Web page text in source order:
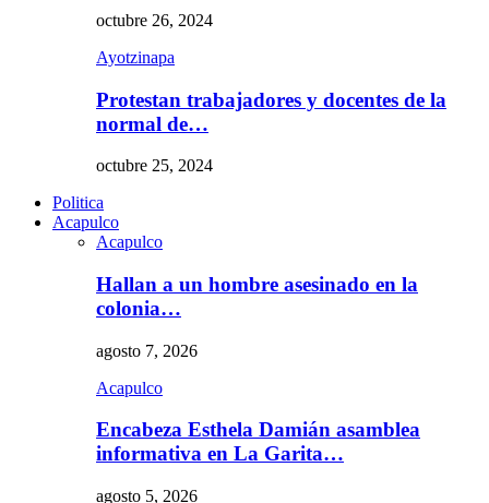
octubre 26, 2024
Ayotzinapa
Protestan trabajadores y docentes de la
normal de…
octubre 25, 2024
Politica
Acapulco
Acapulco
Hallan a un hombre asesinado en la
colonia…
agosto 7, 2026
Acapulco
Encabeza Esthela Damián asamblea
informativa en La Garita…
agosto 5, 2026